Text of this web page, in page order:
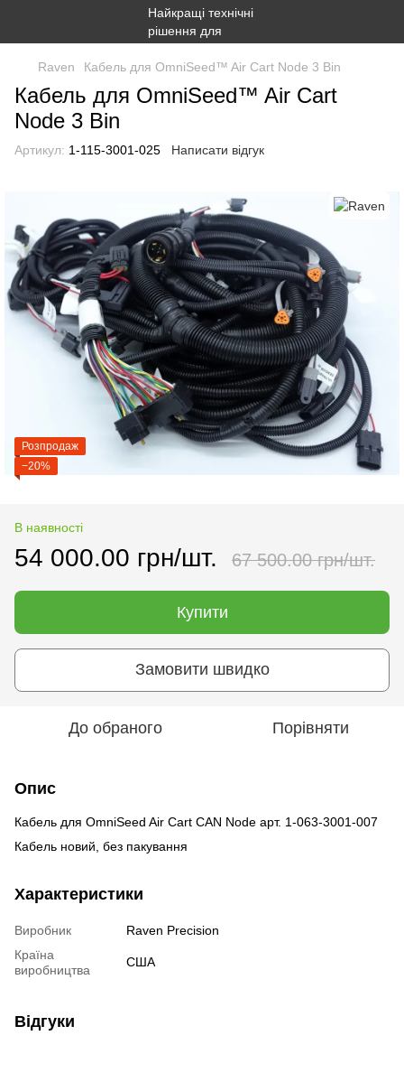
Raven Кабель для OmniSeed™ Air Cart Node 3 Bin
Кабель для OmniSeed™ Air Cart
Node 3 Bin
Артикул: 1-115-3001-025 Написати відгук
Розпродаж
−20%
В наявності
54 000.00 грн/шт. 67 500.00 грн/шт.
Купити
Замовити швидко
До обраного Порівняти
Опис
Кабель для OmniSeed Air Cart CAN Node арт. 1-063-3001-007
Кабель новий, без пакування
Характеристики
Виробник
Raven Precision
Країна
виробництва
США
Відгуки